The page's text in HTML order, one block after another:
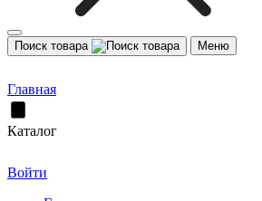
Поиск товара Меню
Главная
Каталог
Войти